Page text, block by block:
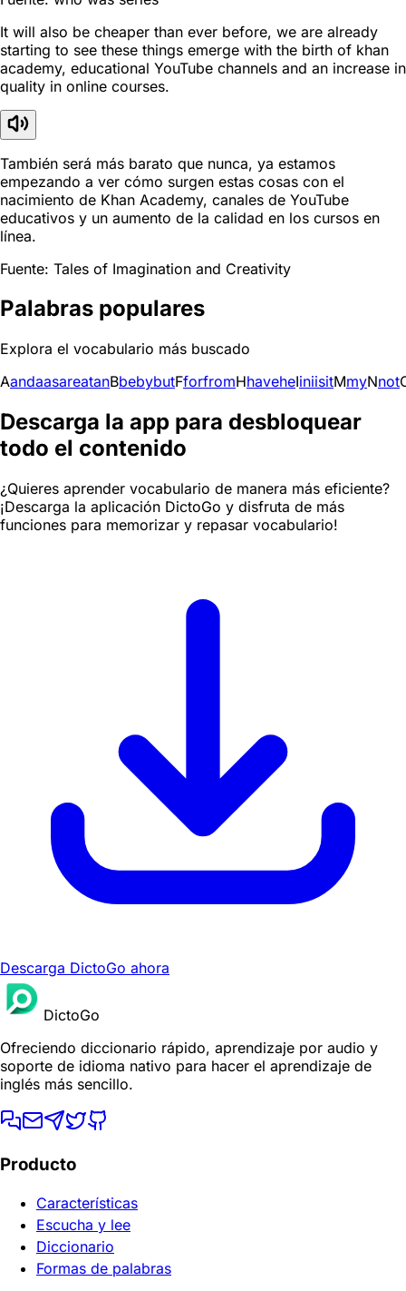
It will also be cheaper than ever before, we are already
starting to see these things emerge with the birth of khan
academy, educational YouTube channels and an increase in
quality in online courses.
También será más barato que nunca, ya estamos
empezando a ver cómo surgen estas cosas con el
nacimiento de Khan Academy, canales de YouTube
educativos y un aumento de la calidad en los cursos en
línea.
Fuente: Tales of Imagination and Creativity
Palabras populares
Explora el vocabulario más buscado
AandaasareatanBbebybutFforfromHhaveheIiniisitMmyNnot
Descarga la app para desbloquear
todo el contenido
¿Quieres aprender vocabulario de manera más eficiente?
¡Descarga la aplicación DictoGo y disfruta de más
funciones para memorizar y repasar vocabulario!
Descarga DictoGo ahora
DictoGo
Ofreciendo diccionario rápido, aprendizaje por audio y
soporte de idioma nativo para hacer el aprendizaje de
inglés más sencillo.
Producto
Características
Escucha y lee
Diccionario
Formas de palabras